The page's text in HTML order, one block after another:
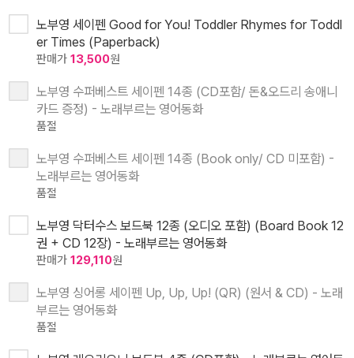
노부영 세이펜 Good for You! Toddler Rhymes for Toddl
er Times (Paperback)
판매가 13,500원
노부영 수퍼베스트 세이펜 14종 (CD포함/ 돈&오드리 송애니
카드 증정) - 노래부르는 영어동화
품절
노부영 수퍼베스트 세이펜 14종 (Book only/ CD 미포함) -
노래부르는 영어동화
품절
노부영 닥터수스 보드북 12종 (오디오 포함) (Board Book 12
권 + CD 12장) - 노래부르는 영어동화
판매가 129,110원
노부영 싱어롱 세이펜 Up, Up, Up! (QR) (원서 & CD) - 노래
부르는 영어동화
품절